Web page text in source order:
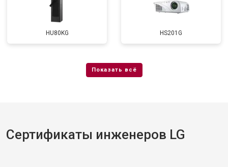
HU80KG HS201G
Сертификаты инженеров LG